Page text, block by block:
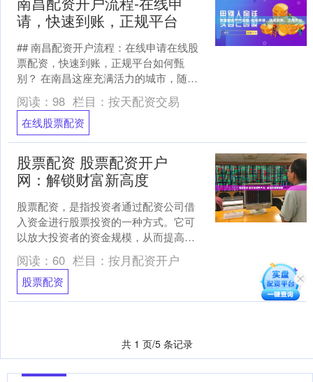
请，快速到账，正规平台
## 南昌配资开户流程：在线申请在线股
票配资，快速到账，正规平台如何甄
别？ 在南昌这座充满活力的城市，随着
金融市场的发展，股票配资作为一种提
高资金使用效率的方式....
阅读： 98 栏目： 按天配资交易
在线股票配资
股票配资 股票配资开户
网：解锁财富新高度
股票配资，是指投资者通过配资公司借
入资金进行股票投资的一种方式。它可
以放大投资者的资金规模，从而提高潜
在收益。 配资比例是影响投资收益的关
键因素。南京期货配资平....
阅读： 60 栏目： 按月配资开户
股票配资
共 1 页/5 条记录